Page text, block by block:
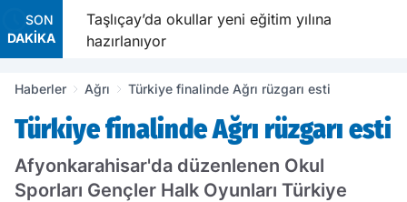
SON
DAKİKA
Taşlıçay’da okullar yeni eğitim yılına
hazırlanıyor
Haberler Ağrı Türkiye finalinde Ağrı rüzgarı esti
Türkiye finalinde Ağrı rüzgarı esti
Afyonkarahisar'da düzenlenen Okul
Sporları Gençler Halk Oyunları Türkiye